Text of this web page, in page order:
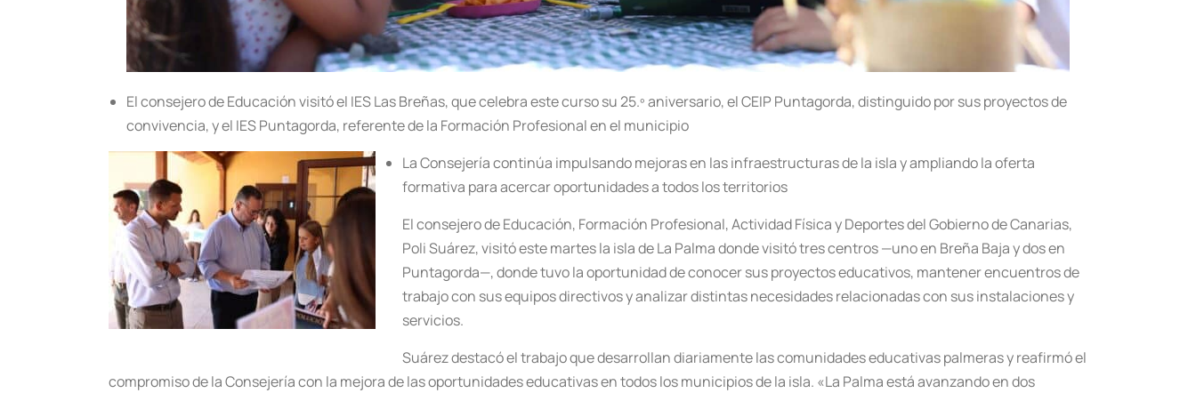
El consejero de Educación visitó el IES Las Breñas, que celebra este curso su 25.º aniversario, el CEIP Puntagorda, distinguido por sus proyectos de
convivencia, y el IES Puntagorda, referente de la Formación Profesional en el municipio
La Consejería continúa impulsando mejoras en las infraestructuras de la isla y ampliando la oferta
formativa para acercar oportunidades a todos los territorios
El consejero de Educación, Formación Profesional, Actividad Física y Deportes del Gobierno de Canarias,
Poli Suárez, visitó este martes la isla de La Palma donde visitó tres centros —uno en Breña Baja y dos en
Puntagorda—, donde tuvo la oportunidad de conocer sus proyectos educativos, mantener encuentros de
trabajo con sus equipos directivos y analizar distintas necesidades relacionadas con sus instalaciones y
servicios.
Suárez destacó el trabajo que desarrollan diariamente las comunidades educativas palmeras y reafirmó el
compromiso de la Consejería con la mejora de las oportunidades educativas en todos los municipios de la isla. «La Palma está avanzando en dos